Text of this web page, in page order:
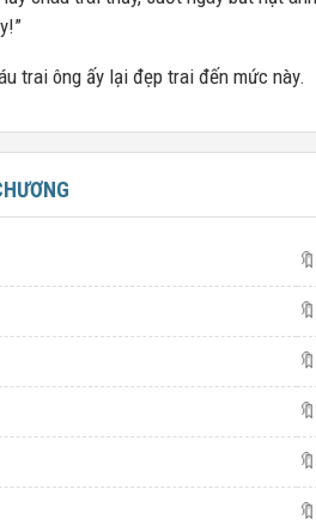
trai ông ấy lại đẹp trai đến mức này.
🔖
🔖
🔖
🔖
🔖
🔖